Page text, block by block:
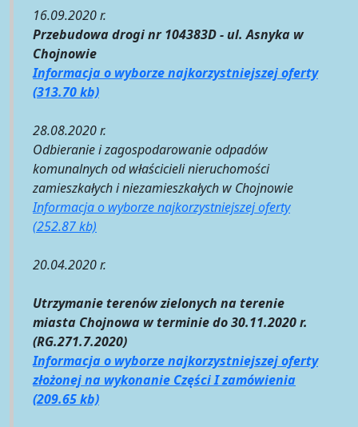
16.09.2020 r.
Przebudowa drogi nr 104383D - ul. Asnyka w
Chojnowie
Informacja o wyborze najkorzystniejszej oferty
(313.70 kb)
28.08.2020 r.
Odbieranie i zagospodarowanie odpadów
komunalnych od właścicieli nieruchomości
zamieszkałych i niezamieszkałych w Chojnowie
Informacja o wyborze najkorzystniejszej oferty
(252.87 kb)
20.04.2020 r.
Utrzymanie terenów zielonych na terenie
miasta Chojnowa w terminie do 30.11.2020 r.
(RG.271.7.2020)
Informacja o wyborze najkorzystniejszej oferty
złożonej na wykonanie Części I zamówienia
(209.65 kb)